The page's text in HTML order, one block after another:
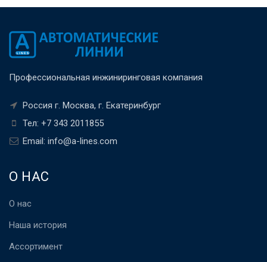
Профессиональная инжиниринговая компания
Россия г. Москва, г. Екатеринбург
Тел: +7 343 2011855
Email: info@a-lines.com
О НАС
О нас
Наша история
Ассортимент